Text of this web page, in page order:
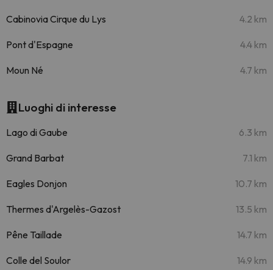
Cabinovia Cirque du Lys 4.2 km
Pont d'Espagne 4.4 km
Moun Né 4.7 km
Luoghi di interesse
Lago di Gaube 6.3 km
Grand Barbat 7.1 km
Eagles Donjon 10.7 km
Thermes d'Argelès-Gazost 13.5 km
Pêne Taillade 14.7 km
Colle del Soulor 14.9 km